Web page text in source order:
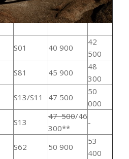
S01 40 900
42
500
S81 45 900
48
300
S13/S11 47 500
50
000
S13
47 500/46
300**
-
S62 50 900
53
400